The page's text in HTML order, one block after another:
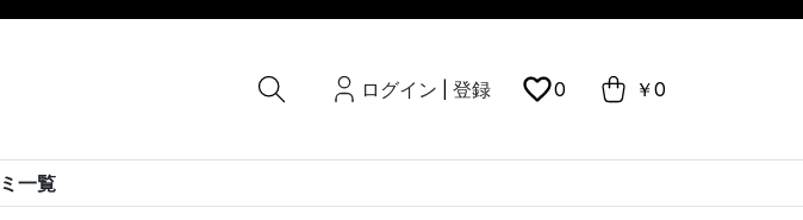
ログイン 登録 0 ￥0
一覧